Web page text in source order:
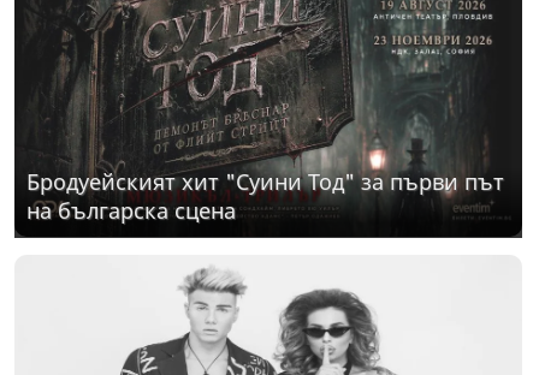
Бродуейският хит "Суини Тод" за първи път
на българска сцена